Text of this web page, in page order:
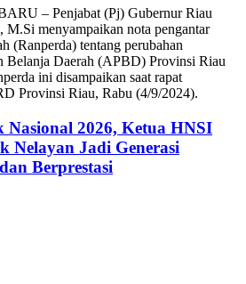
– Penjabat (Pj) Gubernur Riau
menyampaikan nota pengantar
(Ranperda) tentang perubahan
Belanja Daerah (APBD) Provinsi Riau
ini disampaikan saat rapat
Provinsi Riau, Rabu (4/9/2024).
2026, Ketua HNSI
Nelayan Jadi Generasi
Berprestasi